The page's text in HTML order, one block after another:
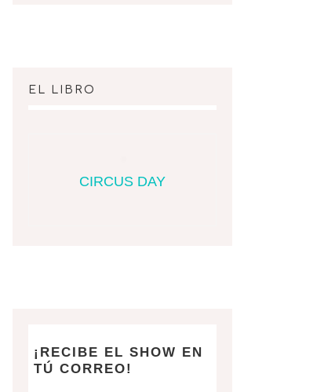
EL LIBRO
CIRCUS DAY
¡RECIBE EL SHOW EN
TÚ CORREO!